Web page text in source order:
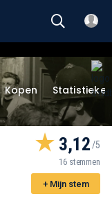
Kopen
3,12
16 stemmen
+ Mijn stem